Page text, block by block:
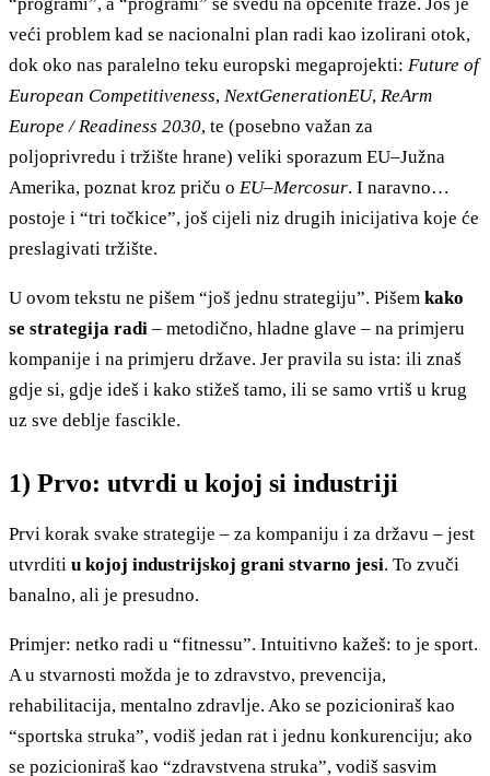
veći problem kad se nacionalni plan radi kao izolirani otok,
dok oko nas paralelno teku europski megaprojekti: Future of
European Competitiveness, NextGenerationEU, ReArm
Europe / Readiness 2030, te (posebno važan za
poljoprivredu i tržište hrane) veliki sporazum EU–Južna
Amerika, poznat kroz priču o EU–Mercosur. I naravno…
postoje i “tri točkice”, još cijeli niz drugih inicijativa koje će
preslagivati tržište.
U ovom tekstu ne pišem “još jednu strategiju”. Pišem kako
se strategija radi – metodično, hladne glave – na primjeru
kompanije i na primjeru države. Jer pravila su ista: ili znaš
gdje si, gdje ideš i kako stižeš tamo, ili se samo vrtiš u krug
uz sve deblje fascikle.
1) Prvo: utvrdi u kojoj si industriji
Prvi korak svake strategije – za kompaniju i za državu – jest
utvrditi u kojoj industrijskoj grani stvarno jesi. To zvuči
banalno, ali je presudno.
Primjer: netko radi u “fitnessu”. Intuitivno kažeš: to je sport.
A u stvarnosti možda je to zdravstvo, prevencija,
rehabilitacija, mentalno zdravlje. Ako se pozicioniraš kao
“sportska struka”, vodiš jedan rat i jednu konkurenciju; ako
se pozicioniraš kao “zdravstvena struka”, vodiš sasvim